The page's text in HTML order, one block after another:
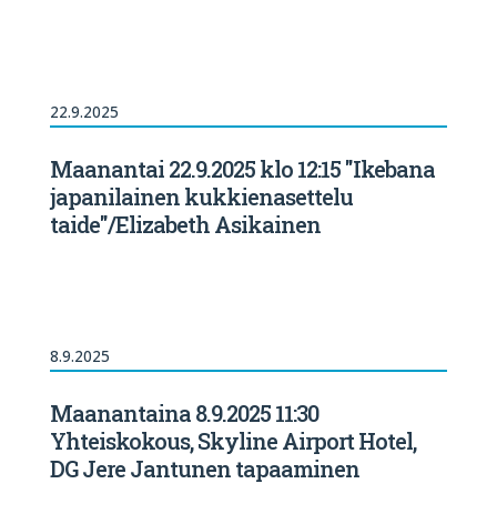
22.9.2025
Maanantai 22.9.2025 klo 12:15 "Ikebana
japanilainen kukkienasettelu
taide"/Elizabeth Asikainen
8.9.2025
Maanantaina 8.9.2025 11:30
Yhteiskokous, Skyline Airport Hotel,
DG Jere Jantunen tapaaminen